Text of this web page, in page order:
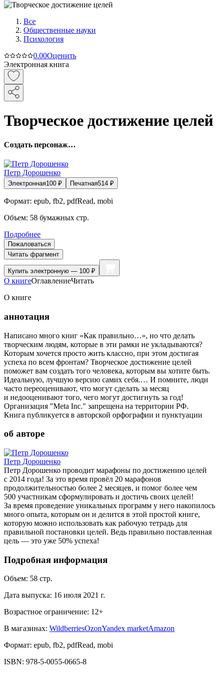
Все
Общественные науки
Психология
0.00Оценить
Электронная книга
Творческое достижение целей
Создать персонаж…
Петр Дорошенко
Электронная100 ₽ Печатная514 ₽
Формат: epub, fb2, pdfRead, mobi
Объем: 58 бумажных стр.
Подробнее
Пожаловаться
Читать фрагмент
Купить электронную — 100 ₽
О книгеОглавлениеЧитать
О книге
аннотация
Написано много книг «Как правильно…», но что делать
творческим людям, которые в эти рамки не укладываются?
Которым хочется просто жить классно, при этом достигая
успеха по всем фронтам? Творческое достижение целей
поможет вам создать того человека, которым вы хотите быть.
Идеальную, лучшую версию самих себя.… И помните, люди
часто переоценивают, что могут сделать за месяц
и недооценивают того, чего могут достигнуть за год!
Организация "Meta Inc." запрещена на территории РФ.
Книга публикуется в авторской орфографии и пунктуации
об авторе
Петр Дорошенко
Петр Дорошенко проводит марафоны по достижению целей
с 2014 года! За это время провёл 20 марафонов
продолжительностью более 2 месяцев, и помог более чем
500 участникам сформулировать и достичь своих целей!
За время проведение уникальных программ у него накопилось
много опыта, которым он и делится в этой простой книге,
которую можно использовать как рабочую тетрадь для
правильной постановки целей. Ведь правильно поставленная
цель — это уже 50% успеха!
Подробная информация
Объем: 58 стр.
Дата выпуска: 16 июля 2021 г.
Возрастное ограничение: 12+
В магазинах: WildberriesOzonYandex marketAmazon
Формат: epub, fb2, pdfRead, mobi
ISBN: 978-5-0055-0665-8